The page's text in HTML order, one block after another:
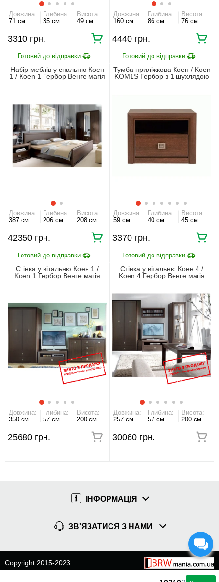
Довжина:
71 см
Глибина:
35 см
Висота:
49 см
3310 грн.
Довжина:
160 см
Глибина:
86 см
Висота:
76 см
4440 грн.
Набір меблів у спальню Коен
1 / Koen 1 Гербор Венге магія
Довжина:
387 см
Глибина:
206 см
Висота:
208 см
42350 грн.
Тумба приліжкова Коен / Koen
KOM1S Гербор з 1 шухлядою
Довжина:
59 см
Глибина:
40 см
Висота:
45 см
3370 грн.
Стінка у вітальню Коен 1 /
Koen 1 Гербор Венге магія
Довжина:
350 см
Глибина:
57 см
Висота:
200 см
25680 грн.
Стінка у вітальню Коен 4 /
Koen 4 Гербор Венге магія
Довжина:
257 см
Глибина:
57 см
Висота:
200 см
30060 грн.
ІНФОРМАЦІЯ
ЗВ'ЯЗАТИСЯ З НАМИ
Copyright 2015-2023